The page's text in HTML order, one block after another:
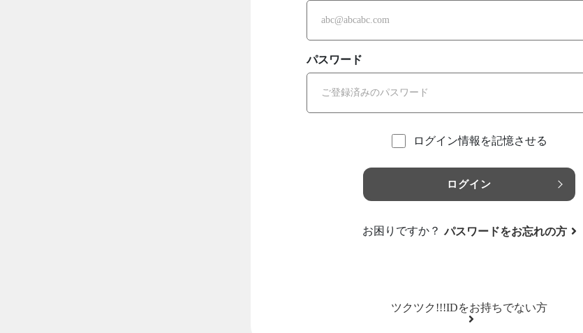
パスワード
ログイン情報を記憶させる
ログイン
お困りですか？ パスワードをお忘れの方
ツクツク!!!IDをお持ちでない方